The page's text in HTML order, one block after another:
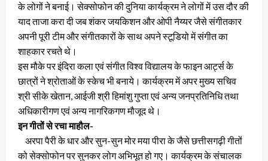
के लोगों ने बनाई। सेक्सोफोन की दुनिया कार्यक्रम ने लोगों में उस दौर की
याद ताजा करा दी जब शंकर जयकिशन और ओपी नैय्यर जैसे संगीतकार
अपनी पूरी टीम और संगीतकारों के साथ अपने स्टूडियो में संगीत का
शाहकार रचते थे।
इस मौके पर इंदिरा कला एवं संगीत विश्व विद्यालय के फाइन आर्ट्स के
छात्रों ने श्रोताओं के स्केच भी बनाये। कार्यक्रम में अपर मुख्य सचिव
श्री सीके खेतान, आईजी श्री हिमांशु गुप्ता एवं अन्य जनप्रतिनिधि तथा
अधिकारीगण एवं अन्य नागरिकगण मौजूद थे।
इन गीतों से रचा माहौल-
अरपा पैरी के धार और सुन-सुन मोर मया पीरा के जैसे छत्तीसगढ़ी गीतों
को सेक्सोफोन पर सुनकर लोग अभिभूत हो गए। कार्यक्रम के संचालक